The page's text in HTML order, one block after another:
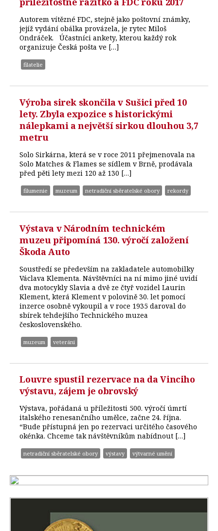
Autorem vítězné FDC, stejně jako poštovní známky,
jejíž vydání obálka provázela, je rytec Miloš
Ondráček. Účastníci ankety, kterou každý rok
organizuje Česká pošta ve […]
filatelie
Výroba sirek skončila v Sušici před 10
lety. Zbyla expozice s historickými
nálepkami a největší sirkou dlouhou 3,7
metru
Solo Sirkárna, která se v roce 2011 přejmenovala na
Solo Matches & Flames se sídlem v Brně, prodávala
před pěti lety mezi 120 až 130 […]
filumenie muzeum netradiční sběratelské obory rekordy
Výstava v Národním technickém
muzeu připomíná 130. výročí založení
Škoda Auto
Soustředí se především na zakladatele automobilky
Václava Klementa. Návštěvníci na ní mimo jiné uvidí
dva motocykly Slavia a dvě ze čtyř vozidel Laurin
Klement, která Klement v polovině 30. let pomocí
inzerce osobně vykoupil a v roce 1935 daroval do
sbírek tehdejšího Technického muzea
československého.
muzeum veteráni
Louvre spustil rezervace na da Vinciho
výstavu, zájem je obrovský
Výstava, pořádaná u příležitosti 500. výročí úmrtí
italského renesančního umělce, začne 24. října.
“Bude přístupná jen po rezervaci určitého časového
okénka. Chceme tak návštěvníkům nabídnout […]
netradiční sběratelské obory výstavy výtvarné umění